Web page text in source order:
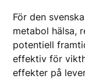
För den
metabol hälsa,
potentiell
effektiv för
effekter på